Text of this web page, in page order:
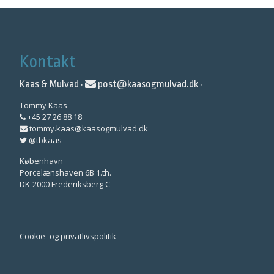
Kontakt
Kaas & Mulvad · post@kaasogmulvad.dk ·
Tommy Kaas
+45 27 26 88 18
tommy.kaas@kaasogmulvad.dk
@tbkaas
København
Porcelænshaven 6B 1.th.
DK-2000 Frederiksberg C
Cookie- og privatlivspolitik